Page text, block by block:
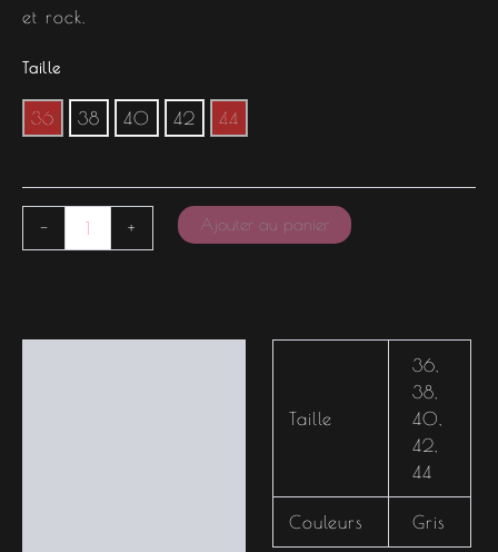
et rock.
Taille
36 38 40 42 44
- + Ajouter au panier
Taille
36
38
40
42
44
Couleurs Gris